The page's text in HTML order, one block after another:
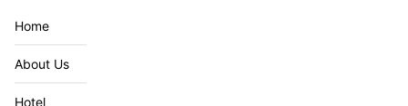
Home
About Us
Hotel